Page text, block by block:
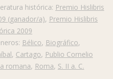
histórica: Premio Hislibris
(ganador/a), Premio Hislibris
2009
Bélico, Biográfico,
, Cartago, Publio Cornelio
romana, Roma, S. II a. C.